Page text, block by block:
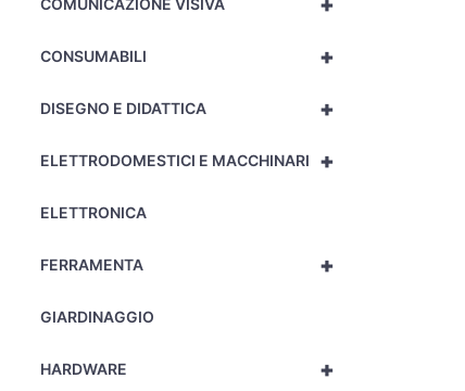
COMUNICAZIONE VISIVA
+
CONSUMABILI
+
DISEGNO E DIDATTICA
+
ELETTRODOMESTICI E MACCHINARI
ELETTRONICA
+
FERRAMENTA
GIARDINAGGIO
+
HARDWARE